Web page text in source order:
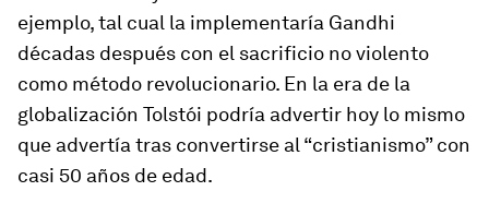
ejemplo, tal cual la implementaría Gandhi
décadas después con el sacrificio no violento
como método revolucionario. En la era de la
globalización Tolstói podría advertir hoy lo mismo
que advertía tras convertirse al “cristianismo” con
casi 50 años de edad.